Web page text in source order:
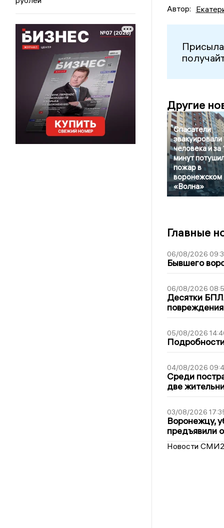
Автор:
Другие
Спасатели
эвакуировали
человека и за
минут
пожар в
«Волна»
Главные
06/08/2026
Бывшего
06/08/2026
Десятки
повреждения
05/08/2026
04/08/2026
Среди
две
03/08/2026
Воронежцу,
предъявили
Новости